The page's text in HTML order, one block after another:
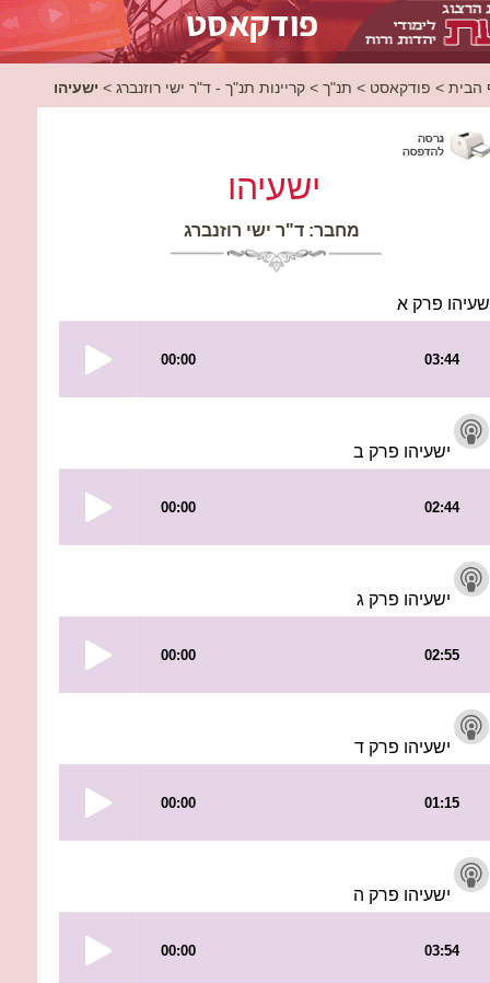
הבית > פודקאסט > תנ"ך > קריינות תנ"ך - ד"ר ישי רוזנברג > ישעיהו
ישעיהו
מחבר: ד"ר ישי רוזנברג
פרק א
ישעיהו פרק ב
ישעיהו פרק ג
ישעיהו פרק ד
ישעיהו פרק ה